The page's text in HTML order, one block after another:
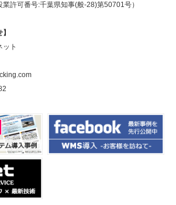
業許可番号:千葉県知事(般-28)第50701号）
シーネット
docking.com